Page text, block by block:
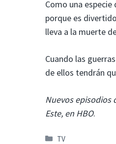
Como una
porque es
lleva a la muerte
Cuando las
de ellos tendrán
Nuevos episodios
Este, en HBO.
Categorías
TV